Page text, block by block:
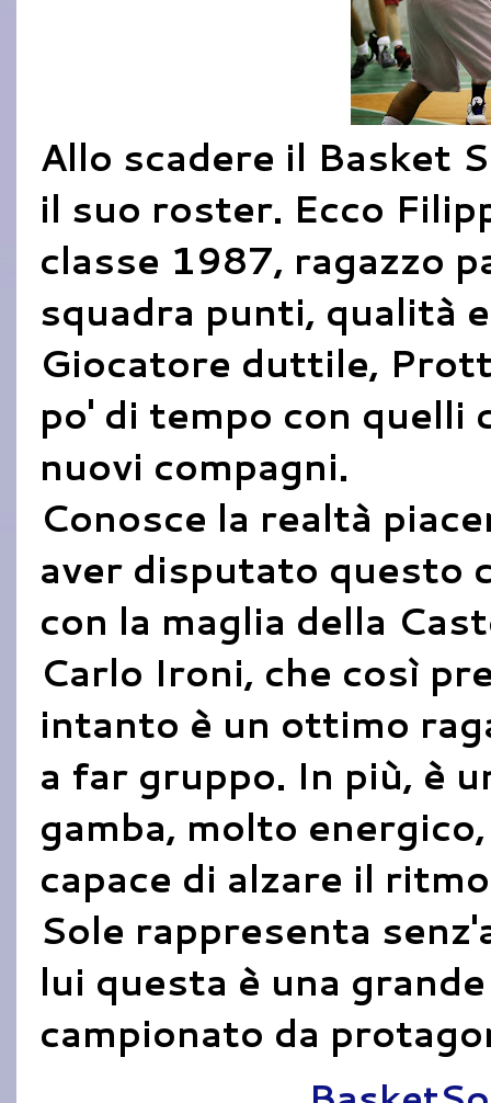
Allo scadere il Basket
il suo roster. Ecco
classe 1987, ragazzo
squadra punti, qualità
Giocatore duttile,
po' di tempo con quelli
nuovi compagni.
Conosce la realtà
aver disputato questo
con la maglia della
Carlo Ironi, che così
intanto è un ottimo
a far gruppo. In più, è
gamba, molto
capace di alzare il
Sole rappresenta
lui questa è una
campionato da